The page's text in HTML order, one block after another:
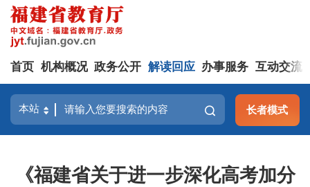
首页 机构概况 政务公开 解读回应 办事服务 互动交流
长者模式
《福建省关于进一步深化高考加分